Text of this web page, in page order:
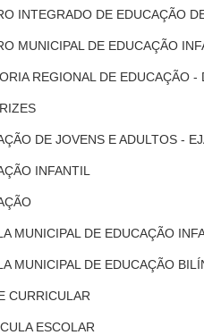
INTEGRADO DE EDUCAÇÃO
MUNICIPAL DE EDUCAÇÃO
REGIONAL DE EDUCAÇÃO -
DE JOVENS E ADULTOS -
INFANTIL
MUNICIPAL DE EDUCAÇÃO
MUNICIPAL DE EDUCAÇÃO
CURRICULAR
ESCOLAR